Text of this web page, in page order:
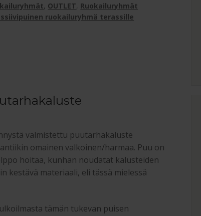
, OUTLET, Ruokailuryhmät
ruokailuryhmä terassille
valmistettu puutarhakaluste
omainen valkoinen/harmaa. Puu on
hoitaa, kunhan noudatat kalusteiden
kestävä materiaali, eli tässä mielessä
tämän tukevan puisen